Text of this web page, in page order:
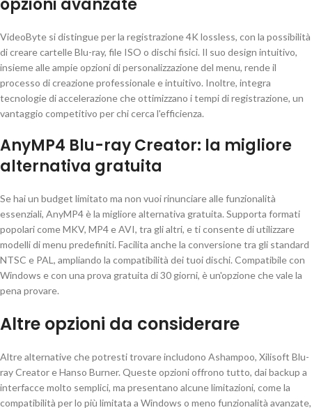
opzioni avanzate
VideoByte si distingue per la registrazione 4K lossless, con la possibilità
di creare cartelle Blu-ray, file ISO o dischi fisici. Il suo design intuitivo,
insieme alle ampie opzioni di personalizzazione del menu, rende il
processo di creazione professionale e intuitivo. Inoltre, integra
tecnologie di accelerazione che ottimizzano i tempi di registrazione, un
vantaggio competitivo per chi cerca l'efficienza.
AnyMP4 Blu-ray Creator: la migliore
alternativa gratuita
Se hai un budget limitato ma non vuoi rinunciare alle funzionalità
essenziali, AnyMP4 è la migliore alternativa gratuita. Supporta formati
popolari come MKV, MP4 e AVI, tra gli altri, e ti consente di utilizzare
modelli di menu predefiniti. Facilita anche la conversione tra gli standard
NTSC e PAL, ampliando la compatibilità dei tuoi dischi. Compatibile con
Windows e con una prova gratuita di 30 giorni, è un'opzione che vale la
pena provare.
Altre opzioni da considerare
Altre alternative che potresti trovare includono Ashampoo, Xilisoft Blu-
ray Creator e Hanso Burner. Queste opzioni offrono tutto, dai backup a
interfacce molto semplici, ma presentano alcune limitazioni, come la
compatibilità per lo più limitata a Windows o meno funzionalità avanzate,